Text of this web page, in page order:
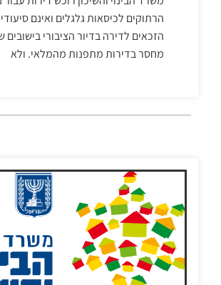
הרתוקים לכיסאות גלגלים ואינם
הזכאים לדירה בדיור הציבורי
מחסר בדירות מתפנות מהמלאי. ולא